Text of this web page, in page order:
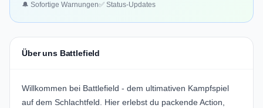
🔔 Sofortige Warnungen✅ Status-Updates
Über uns Battlefield
Willkommen bei Battlefield - dem ultimativen Kampfspiel
auf dem Schlachtfeld. Hier erlebst du packende Action,